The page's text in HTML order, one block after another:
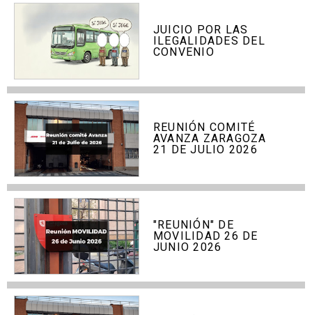
JUICIO POR LAS
ILEGALIDADES DEL
CONVENIO
REUNIÓN COMITÉ
AVANZA ZARAGOZA
21 DE JULIO 2026
"REUNIÓN" DE
MOVILIDAD 26 DE
JUNIO 2026